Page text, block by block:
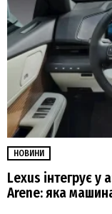
НОВИНИ
Lexus інтегрує
Arene: яка